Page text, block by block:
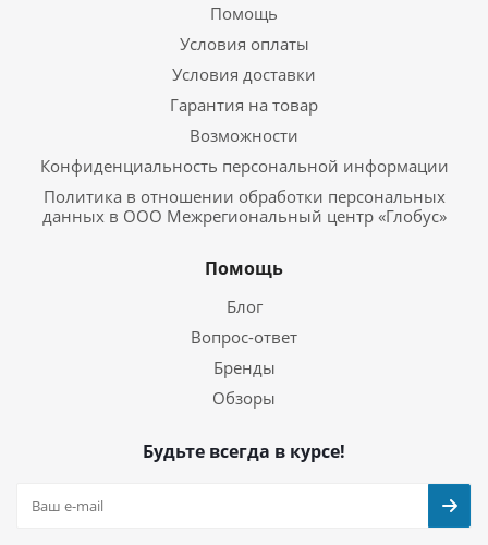
Помощь
Условия оплаты
Условия доставки
Гарантия на товар
Возможности
Конфиденциальность персональной информации
Политика в отношении обработки персональных
данных в ООО Межрегиональный центр «Глобус»
Помощь
Блог
Вопрос-ответ
Бренды
Обзоры
Будьте всегда в курсе!